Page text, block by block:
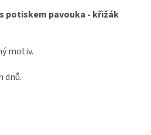
potiskem pavouka - křižák
motiv.
dnů.